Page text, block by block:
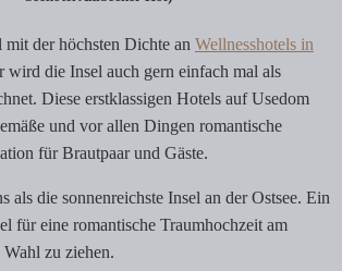
der höchsten Dichte an Wellnesshotels in
wird die Insel auch gern einfach mal als
Diese erstklassigen Hotels auf Usedom
und vor allen Dingen romantische
für Brautpaar und Gäste.
als die sonnenreichste Insel an der Ostsee. Ein
für eine romantische Traumhochzeit am
zu ziehen.